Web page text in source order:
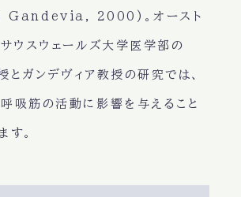
2000)。オースト
サウスウェールズ大学医学部の
ガンデヴィア教授の研究では、
吸筋の活動に影響を与えること
す。